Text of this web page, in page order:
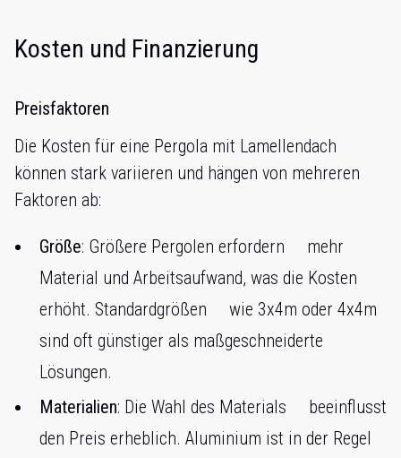
Kosten und Finanzierung
Preisfaktoren
Die Kosten für eine Pergola mit Lamellendach
können stark variieren und hängen von mehreren
Faktoren ab:
Größe: Größere Pergolen erfordern mehr
Material und Arbeitsaufwand, was die Kosten
erhöht. Standardgrößen wie 3x4m oder 4x4m
sind oft günstiger als maßgeschneiderte
Lösungen.
Materialien: Die Wahl des Materials beeinflusst
den Preis erheblich. Aluminium ist in der Regel